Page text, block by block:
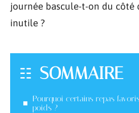
journée bascule-t-on du côté
inutile ?
SOMMAIRE
Pourquoi certains repas
poids ?